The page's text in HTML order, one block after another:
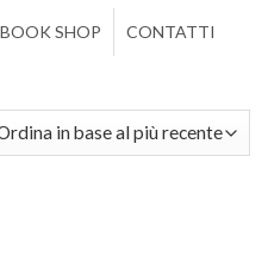
SHOP CONTATTI